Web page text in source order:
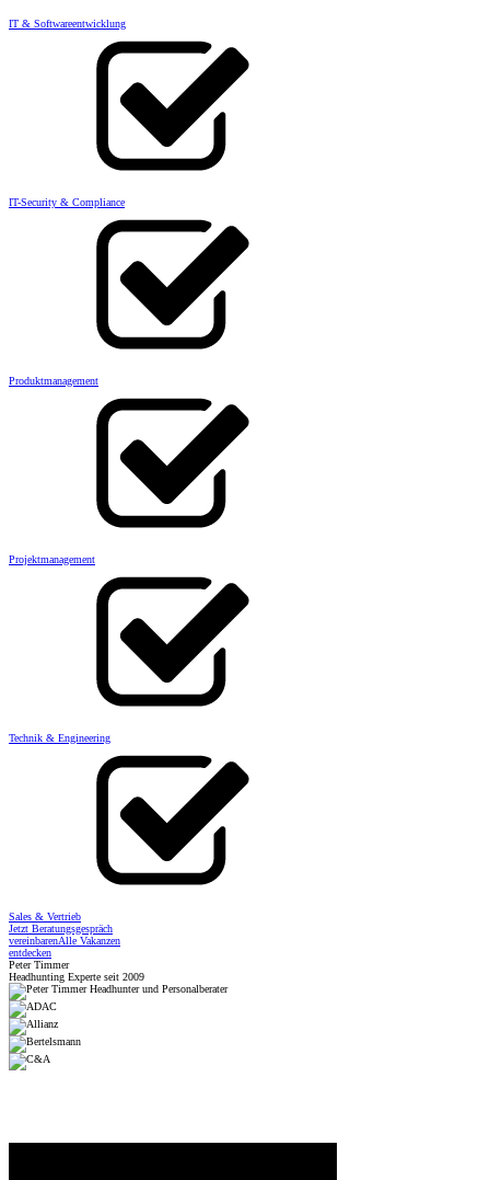
IT & Softwareentwicklung
IT-Security & Compliance
Produktmanagement
Projektmanagement
Technik & Engineering
Sales & Vertrieb
Jetzt Beratungsgespräch
vereinbarenAlle Vakanzen
entdecken
Peter Timmer
Headhunting Experte seit 2009